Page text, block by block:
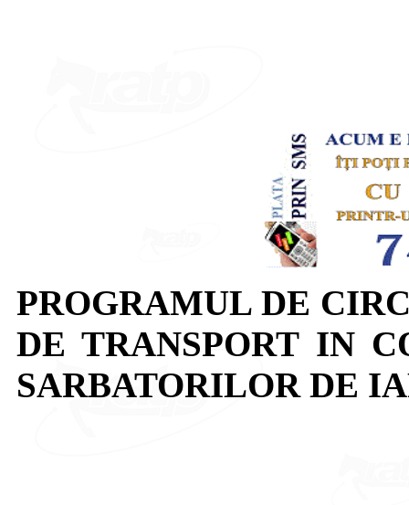
PROGRAMUL DE
DE TRANSPORT IN
SARBATORILOR DE